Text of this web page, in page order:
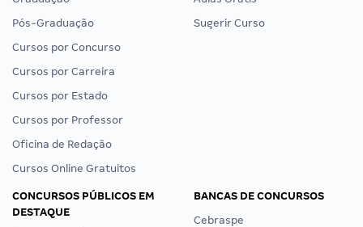
Pós-Graduação
Cursos por Concurso
Cursos por Carreira
Cursos por Estado
Cursos por Professor
Oficina de Redação
Cursos Online Gratuitos
Sugerir Curso
CONCURSOS PÚBLICOS EM
DESTAQUE
BANCAS DE CONCURSOS
Cebraspe